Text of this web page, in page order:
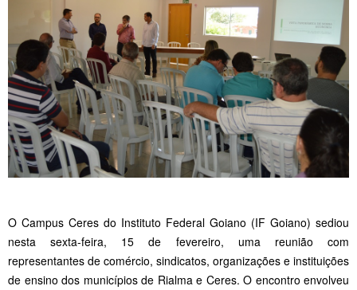
O Campus Ceres do Instituto Federal Goiano (IF Goiano) sediou
nesta sexta-feira, 15 de fevereiro, uma reunião com
representantes de comércio, sindicatos, organizações e instituições
de ensino dos municípios de Rialma e Ceres. O encontro envolveu